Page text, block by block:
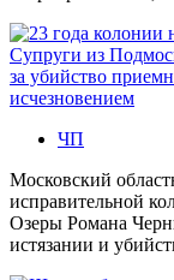
Супруги из
за убийство
исчезновением
ЧП
Московский
исправительной
Озеры Романа
истязании и